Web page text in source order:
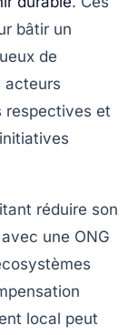
bâtir un
de
acteurs
respectives et
réduire son
une ONG
local peut